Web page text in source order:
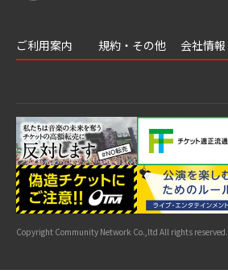
ご利用案内
結果
よくあるご質問
はじめてガイド
公演中止・変更
サイトマップ
規約・その他
利用規約
特商法に基づく
表示
カスタマーハラ
スメントへの対
応指針
会社情報
Copyright Community Network Co.,ltd All rights reserved.